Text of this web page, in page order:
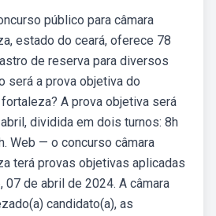
público para câmara
estado do ceará, oferece 78
de reserva para diversos
será a prova objetiva do
A prova objetiva será
dividida em dois turnos: 8h
Web — o concurso câmara
terá provas objetivas aplicadas
07 de abril de 2024. A câmara
candidato(a), as